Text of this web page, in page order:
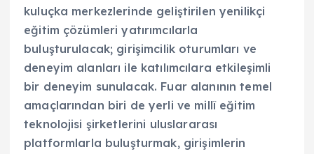
kuluçka merkezlerinde geliştirilen yenilikçi
eğitim çözümleri yatırımcılarla
buluşturulacak; girişimcilik oturumları ve
deneyim alanları ile katılımcılara etkileşimli
bir deneyim sunulacak. Fuar alanının temel
amaçlarından biri de yerli ve millî eğitim
teknolojisi şirketlerini uluslararası
platformlarla buluşturmak, girişimlerin